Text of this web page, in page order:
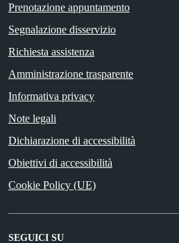
Prenotazione appuntamento
Segnalazione disservizio
Richiesta assistenza
Amministrazione trasparente
Informativa privacy
Note legali
Dichiarazione di accessibilità
Obiettivi di accessibilità
Cookie Policy (UE)
SEGUICI SU